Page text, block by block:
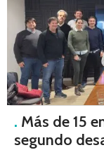
. Más de 15
segundo